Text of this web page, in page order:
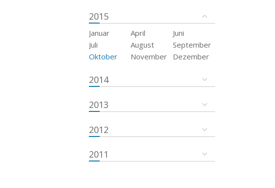
2015
Januar April
Juni
Juli
August
September
Oktober
November Dezember
2014
2013
2012
2011